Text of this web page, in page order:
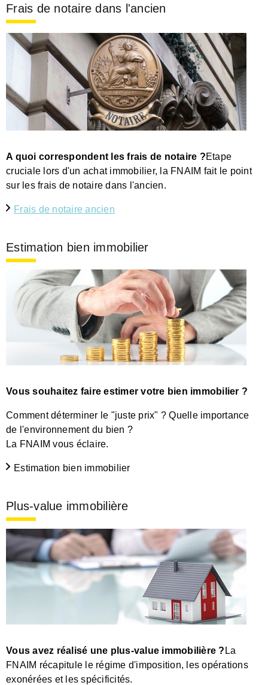
Frais de notaire dans l'ancien
A quoi correspondent les frais de notaire ?Etape
cruciale lors d'un achat immobilier, la FNAIM fait le point
sur les frais de notaire dans l'ancien.
Frais de notaire ancien
Estimation bien immobilier
Vous souhaitez faire estimer votre bien immobilier ?
Comment déterminer le "juste prix" ? Quelle importance
de l'environnement du bien ?
La FNAIM vous éclaire.
Estimation bien immobilier
Plus-value immobilière
Vous avez réalisé une plus-value immobilière ? La
FNAIM récapitule le régime d'imposition, les opérations
exonérées et les spécificités.